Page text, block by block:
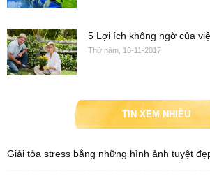
5 Lợi ích không ngờ của
Thứ năm, 16-11-2017
TIN XEM NHIỀU
Giải tỏa stress bằng những hình ảnh tuyệt